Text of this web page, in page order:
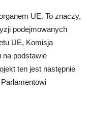
UE. To znaczy,
podejmowanych
UE, Komisja
na podstawie
ten jest następnie